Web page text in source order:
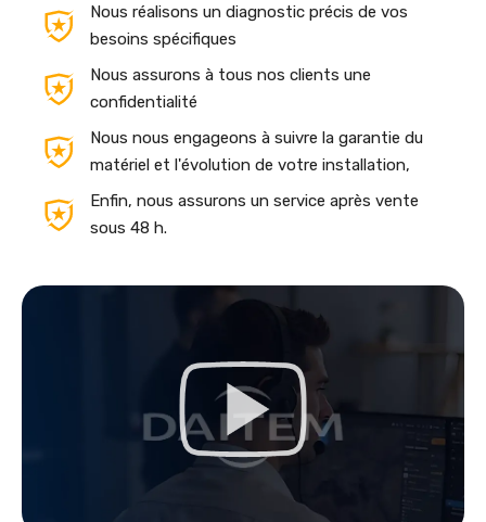
Nous réalisons un diagnostic précis de vos
besoins spécifiques
Nous assurons à tous nos clients une
confidentialité
Nous nous engageons à suivre la garantie du
matériel et l'évolution de votre installation,
Enfin, nous assurons un service après vente
sous 48 h.